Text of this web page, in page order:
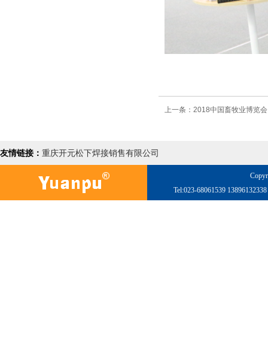
上一条：2018中国畜牧业博览会
友情链接： 重庆开元松下焊接销售有限公司
Tel:023-68061539